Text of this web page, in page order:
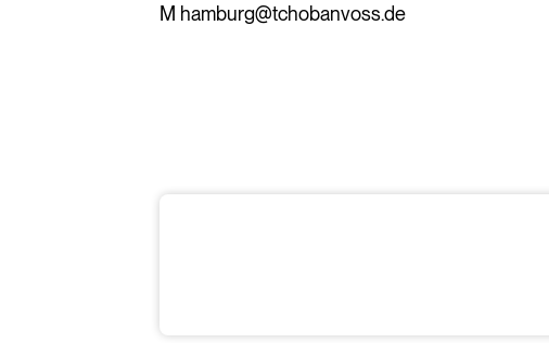
M hamburg@tchobanvoss.de